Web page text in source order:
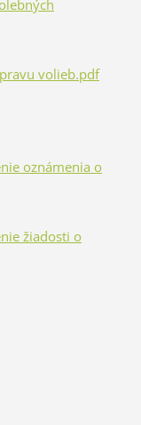
volieb.pdf
oznámenia o
žiadosti o